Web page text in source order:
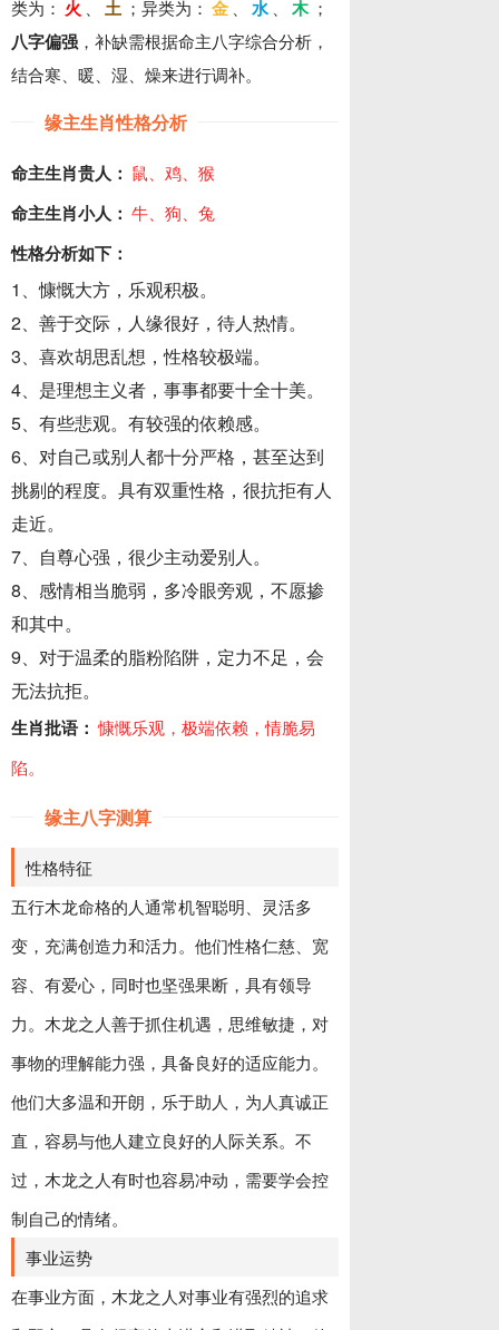
类为： 火 、 土 ；异类为： 金 、 水 、 木 ；
八字偏强 ，补缺需根据命主八字综合分析，
结合寒、暖、湿、燥来进行调补。
缘主生肖性格分析
命主生肖贵人： 鼠、鸡、猴
命主生肖小人： 牛、狗、兔
性格分析如下：
1、慷慨大方，乐观积极。
2、善于交际，人缘很好，待人热情。
3、喜欢胡思乱想，性格较极端。
4、是理想主义者，事事都要十全十美。
5、有些悲观。有较强的依赖感。
6、对自己或别人都十分严格，甚至达到
挑剔的程度。具有双重性格，很抗拒有人
走近。
7、自尊心强，很少主动爱别人。
8、感情相当脆弱，多冷眼旁观，不愿掺
和其中。
9、对于温柔的脂粉陷阱，定力不足，会
无法抗拒。
生肖批语： 慷慨乐观，极端依赖，情脆易
陷。
缘主八字测算
性格特征
五行木龙命格的人通常机智聪明、灵活多
变，充满创造力和活力。他们性格仁慈、宽
容、有爱心，同时也坚强果断，具有领导
力。木龙之人善于抓住机遇，思维敏捷，对
事物的理解能力强，具备良好的适应能力。
他们大多温和开朗，乐于助人，为人真诚正
直，容易与他人建立良好的人际关系。不
过，木龙之人有时也容易冲动，需要学会控
制自己的情绪。
事业运势
在事业方面，木龙之人对事业有强烈的追求